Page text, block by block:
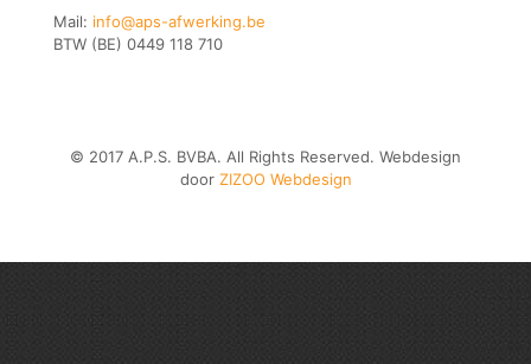
Mail: info@aps-afwerking.be
BTW (BE) 0449 118 710
© 2017 A.P.S. BVBA. All Rights Reserved. Webdesign
door ZIZOO Webdesign